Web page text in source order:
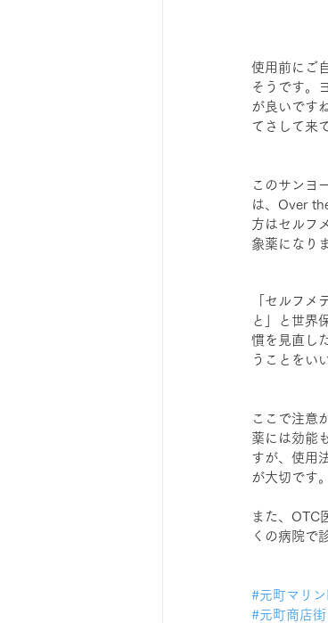
使用前にご
そうです。
が良いです
てさして来
このサンヨ
は、Over
方はセルフ
象薬になり
「セルフメ
と」と世界
慣を見直し
うことをい
ここで注意
薬には効能
すが、使用
が大切です。
また、OTC
くの病院で
#元町マリ
#元町商店街